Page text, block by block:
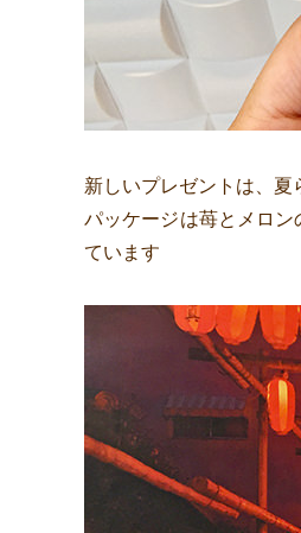
新しいプレゼントは、
パッケージは苺とメロ
ています